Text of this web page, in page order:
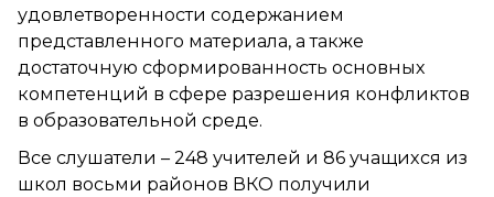
удовлетворенности содержанием
представленного материала, а также
достаточную сформированность основных
компетенций в сфере разрешения конфликтов
в образовательной среде.
Все слушатели – 248 учителей и 86 учащихся из
школ восьми районов ВКО получили